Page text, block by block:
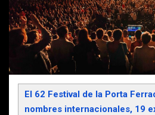
El 62 Festival de la Porta
nombres internacionales, 19